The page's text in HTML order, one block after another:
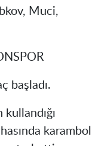
Muci,
başladı.
karambol